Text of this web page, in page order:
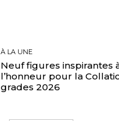
À LA UNE
Neuf figures inspirantes
l’honneur pour la
grades 2026